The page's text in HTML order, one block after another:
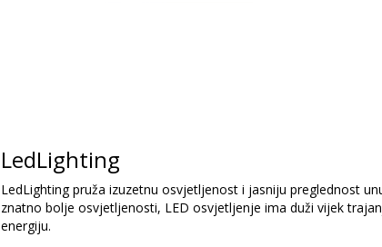
LedLighting
LedLighting pruža izuzetnu osvjetljenost i jasniju preglednost
znatno bolje osvjetljenosti, LED osvjetljenje ima duži vijek
energiju.